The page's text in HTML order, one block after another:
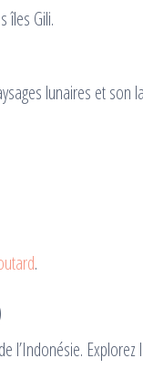
îles Gili.
lunaires et son
.
l’Indonésie.